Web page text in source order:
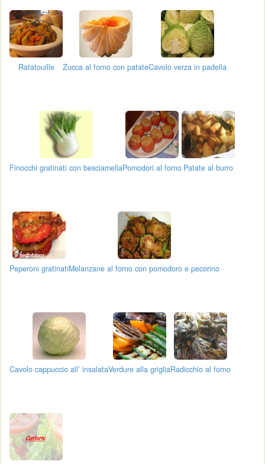
Ratatouille Zucca al forno con patateCavolo verza in padella
Finocchi gratinati con besciamellaPomodori al forno Patate al burro
Peperoni gratinatiMelanzane al forno con pomodoro e pecorino
Cavolo cappuccio all’ insalataVerdure alla grigliaRadicchio al forno